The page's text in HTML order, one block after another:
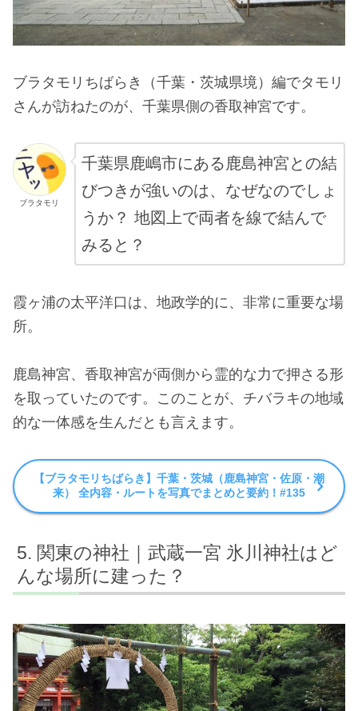
ブラタモリちばらき（千葉・茨城県境）編でタモリ
さんが訪ねたのが、千葉県側の香取神宮です。
ブラタモリ
千葉県鹿嶋市にある鹿島神宮との結
びつきが強いのは、なぜなのでしょ
うか？ 地図上で両者を線で結んで
みると？
霞ヶ浦の太平洋口は、地政学的に、非常に重要な場
所。
鹿島神宮、香取神宮が両側から霊的な力で押さる形
を取っていたのです。このことが、チバラキの地域
的な一体感を生んだとも言えます。
【ブラタモリちばらき】千葉・茨城（鹿島神宮・佐原・潮
来） 全内容・ルートを写真でまとめと要約！#135
関東の神社｜武蔵一宮 氷川神社はど
んな場所に建った？